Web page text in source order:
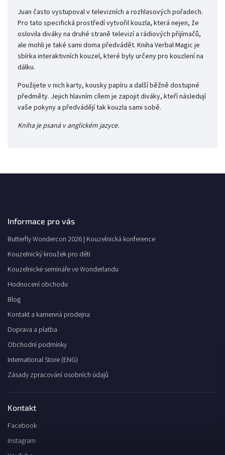
Juan často vystupoval v televizních a rozhlasových pořadech.
Pro tato specifická prostředí vytvořil kouzla, která nejen, že
oslovila diváky na druhé straně televizí a rádiových přijímačů,
ale mohli je také sami doma předvádět. Kniha Verbal Magic je
sbírka interaktivních kouzel, které byly určeny pro kouzlení na
dálku.
Použijete v nich karty, kousky papíru a další běžně dostupné
předměty. Jejich hlavním cílem je zapojit diváky, kteří následují
vaše pokyny a předvádějí tak kouzla sami sobě.
Kniha je psaná v anglickém jazyce.
Informace pro vás
Butterfly Wondercon 2026 | Kouzelnická konference
Kouzelnický kroužek pro děti
Kouzelnické semináře ve Wonderlandu
Hodnocení obchodu
Blog
Kontakt a kamenná prodejna
Doprava a platba
Obchodní podmínky
International Store (ENG)
Zásady zpracování osobních údajů
Kontakt
Facebook
Instagram